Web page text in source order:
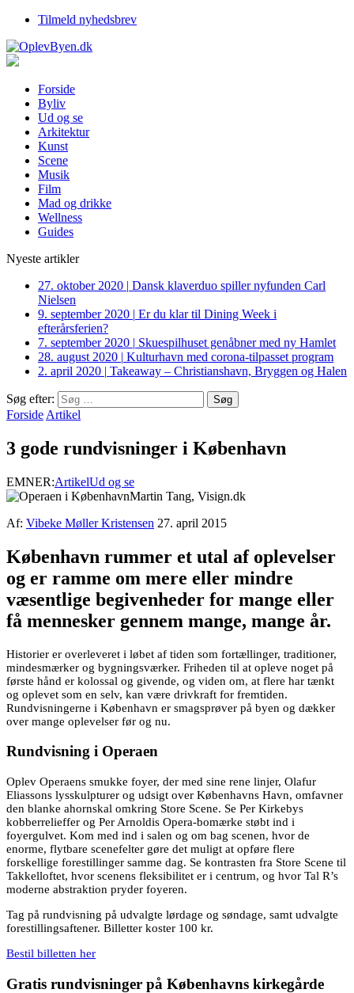
Tilmeld nyhedsbrev
Forside
Byliv
Ud og se
Arkitektur
Kunst
Scene
Musik
Film
Mad og drikke
Wellness
Guides
Nyeste artikler
27. oktober 2020 | Dansk klaverduo spiller nyfunden Carl
Nielsen
9. september 2020 | Er du klar til Dining Week i
efterårsferien?
7. september 2020 | Skuespilhuset genåbner med ny Hamlet
28. august 2020 | Kulturhavn med corona-tilpasset program
2. april 2020 | Takeaway – Christianshavn, Bryggen og Halen
Søg efter:
Forside Artikel
3 gode rundvisninger i København
EMNER:ArtikelUd og se
Martin Tang, Visign.dk
Af: Vibeke Møller Kristensen 27. april 2015
København rummer et utal af oplevelser
og er ramme om mere eller mindre
væsentlige begivenheder for mange eller
få mennesker gennem mange, mange år.
Historier er overleveret i løbet af tiden som fortællinger, traditioner,
mindesmærker og bygningsværker. Friheden til at opleve noget på
første hånd er kolossal og givende, og viden om, at flere har tænkt
og oplevet som en selv, kan være drivkraft for fremtiden.
Rundvisningerne i København er smagsprøver på byen og dækker
over mange oplevelser før og nu.
Rundvisning i Operaen
Oplev Operaens smukke foyer, der med sine rene linjer, Olafur
Eliassons lysskulpturer og udsigt over Københavns Havn, omfavner
den blanke ahornskal omkring Store Scene. Se Per Kirkebys
kobberrelieffer og Per Arnoldis Opera-bomærke støbt ind i
foyergulvet. Kom med ind i salen og om bag scenen, hvor de
enorme, flytbare scenefelter gøre det muligt at opføre flere
forskellige forestillinger samme dag. Se kontrasten fra Store Scene til
Takkelloftet, hvor scenens fleksibilitet er i centrum, og hvor Tal R’s
moderne abstraktion pryder foyeren.
Tag på rundvisning på udvalgte lørdage og søndage, samt udvalgte
forestillingsaftener. Billetter koster 100 kr.
Bestil billetten her
Gratis rundvisninger på Københavns kirkegårde